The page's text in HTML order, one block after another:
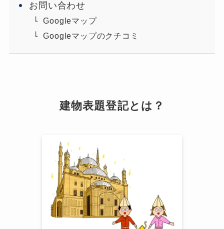
お問い合わせ
Googleマップ
Googleマップのクチコミ
建物表題登記とは？